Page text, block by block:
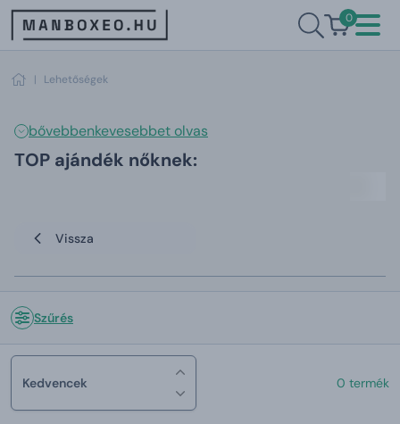
0
| Lehetőségek
bővebbenkevesebbet olvas
TOP ajándék nőknek:
Vissza
Szűrés
Kedvencek 0 termék